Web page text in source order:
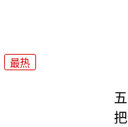
最热